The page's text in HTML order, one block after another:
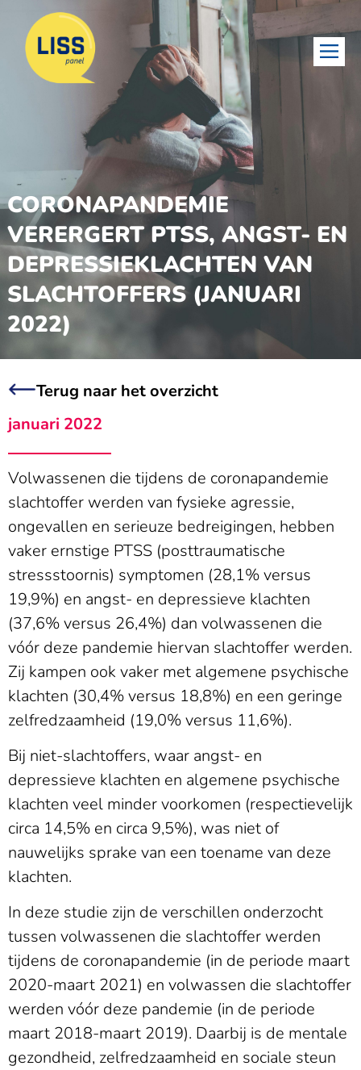
CORONAPANDEMIE
VERERGERT PTSS, ANGST- EN
DEPRESSIEKLACHTEN VAN
SLACHTOFFERS (JANUARI
2022)
Terug naar het overzicht
januari 2022
Volwassenen die tijdens de coronapandemie
slachtoffer werden van fysieke agressie,
ongevallen en serieuze bedreigingen, hebben
vaker ernstige PTSS (posttraumatische
stressstoornis) symptomen (28,1% versus
19,9%) en angst- en depressieve klachten
(37,6% versus 26,4%) dan volwassenen die
vóór deze pandemie hiervan slachtoffer werden.
Zij kampen ook vaker met algemene psychische
klachten (30,4% versus 18,8%) en een geringe
zelfredzaamheid (19,0% versus 11,6%).
Bij niet-slachtoffers, waar angst- en
depressieve klachten en algemene psychische
klachten veel minder voorkomen (respectievelijk
circa 14,5% en circa 9,5%), was niet of
nauwelijks sprake van een toename van deze
klachten.
In deze studie zijn de verschillen onderzocht
tussen volwassenen die slachtoffer werden
tijdens de coronapandemie (in de periode maart
2020-maart 2021) en volwassen die slachtoffer
werden vóór deze pandemie (in de periode
maart 2018-maart 2019). Daarbij is de mentale
gezondheid, zelfredzaamheid en sociale steun